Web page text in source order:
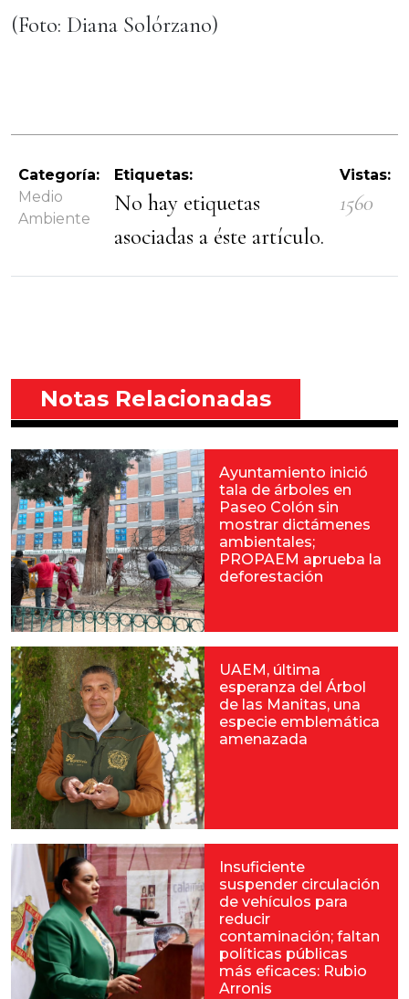
(Foto: Diana Solórzano)
Categoría:
Medio
Ambiente
Etiquetas:
No hay etiquetas
asociadas a éste artículo.
Vistas:
1560
Notas Relacionadas
Ayuntamiento inició
tala de árboles en
Paseo Colón sin
mostrar dictámenes
ambientales;
PROPAEM aprueba la
deforestación
UAEM, última
esperanza del Árbol
de las Manitas, una
especie emblemática
amenazada
Insuficiente
suspender circulación
de vehículos para
reducir
contaminación; faltan
políticas públicas
más eficaces: Rubio
Arronis